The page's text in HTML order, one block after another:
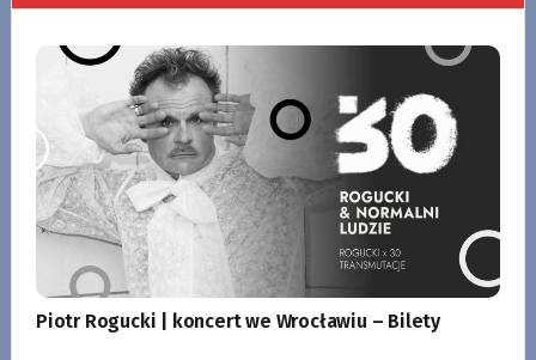
Piotr Rogucki | koncert we Wrocławiu – Bilety